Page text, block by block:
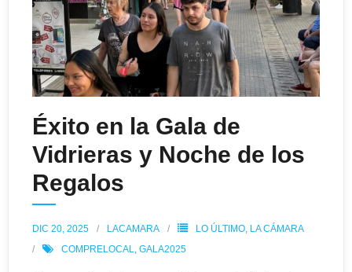
Éxito en la Gala de
Vidrieras y Noche de los
Regalos
DIC 20, 2025 LACAMARA LO ÚLTIMO, LA CÁMARA
COMPRELOCAL, GALA2025